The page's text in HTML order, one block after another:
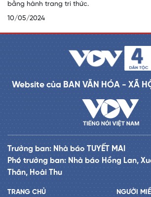
bằng hành trang tri thức.
10/05/2024
Website của BAN VĂN HÓA - XÃ
Trưởng ban: Nhà báo TUYẾT MAI
Phó trưởng ban: Nhà báo Hồng Lan,
Thân, Hoài Thu
TRANG CHỦ NGƯỜI